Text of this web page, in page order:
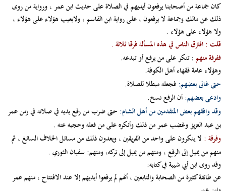
كان جماعة من أصحابنا يرفعون أيديهم في الصلاة على حديث ابن عمر ، ورواية من روى
ذلك عن مالك وجماعة لا يرفعون ، على رواية ابن القاسم ، ولايعيب هؤلاء على هؤلاء ،
ولا هؤلاء على هؤلاء .
قلت : افترق الناس في هذه المسألة فرقا ثلاثة .
ففرفة منهم: تنكر على من يرفع أو تبدعه.
وهؤلاء عامة فقهاء أهل الكوفة.
حتى غالى بعضهم:فجعله مبطلا للصلاة.
وادعى بعضهم:أن الرفع نسخ.
وقد وافقهم بعض المتقدمين من أهل الشام: حتى ضرب من رفع يديه في صلاته في زمن عمر
بن عبد العزيز وغضب عمر من ذلك وأنكره على من فعله وحجبه عنه .
وفرقة : لا ينكرون على واحد من الفريقين ، ويعدون ذلك من مسائل الخلاف السائغ ، ثم
منهم من يميل إلى الرفع ، ومنهم من يميل إلى تركه، ومنهم: سفيان الثوري .
وقد روى ابن أبي شيبة في كتابه:
عن طائفة كثيرة من الصحابة والتابعين ، أنهم لم يرفعوا أيديهم إلا عند الافتتاح ، منهم عمر